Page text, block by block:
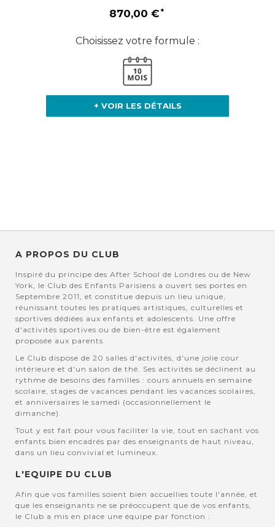
870,00 €
Choisissez votre formule :
+ VOIR LES DÉTAILS
A PROPOS DU CLUB
Inspiré du principe des After School de Londres ou de New
York, le Club des Enfants Parisiens a ouvert ses portes en
Septembre 2011, et constitue depuis un lieu unique,
réunissant toutes les pratiques artistiques, culturelles et
sportives dédiées aux enfants et adolescents. Une offre
d'activités sportives ou de bien-être est également
proposée aux parents.
Le Club dispose de 20 salles d'activités, d'une jolie cour
intérieure et d'un salon de thé. Ses activités se déclinent au
rythme de besoins des familles : cours annuels en semaine
scolaire, stages de vacances pendant les vacances scolaires,
et anniversaires le samedi (occasionnellement le
dimanche).
Tout y est fait pour vous faciliter la vie, tout en sachant vos
enfants bien encadrés par des enseignants de haut niveau,
dans un lieu convivial et lumineux.
L'EQUIPE DU CLUB
Afin que vos familles soient bien accuellies toute l'année, et
que les enseignants ne se préoccupent que de vos enfants,
le Club a mis en place une équipe par fonction :